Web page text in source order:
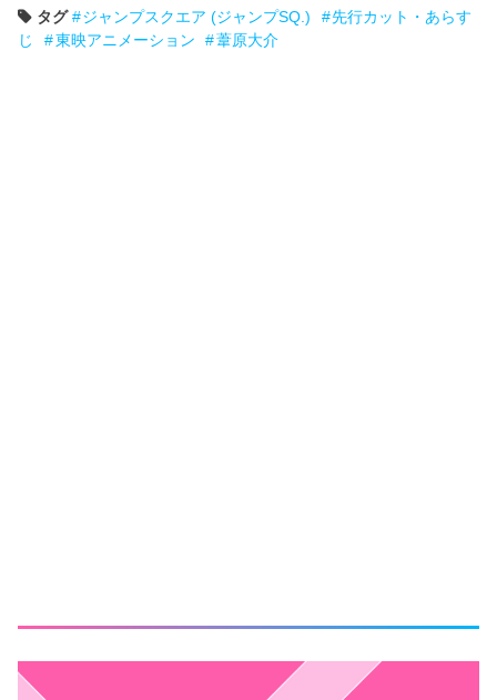
タグ ジャンプスクエア (ジャンプSQ.)
先行カット・あらす
じ
東映アニメーション 葦原大介